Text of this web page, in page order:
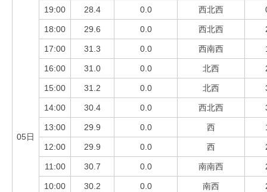
05日
19:00 28.4 0.0 西北西
18:00 29.6 0.0 西北西
17:00 31.3 0.0 西南西
16:00 31.0 0.0 北西
15:00 31.2 0.0 北西
14:00 30.4 0.0 西北西
13:00 29.9 0.0 西
12:00 29.9 0.0 西
11:00 30.7 0.0 南南西
10:00 30.2 0.0 南西